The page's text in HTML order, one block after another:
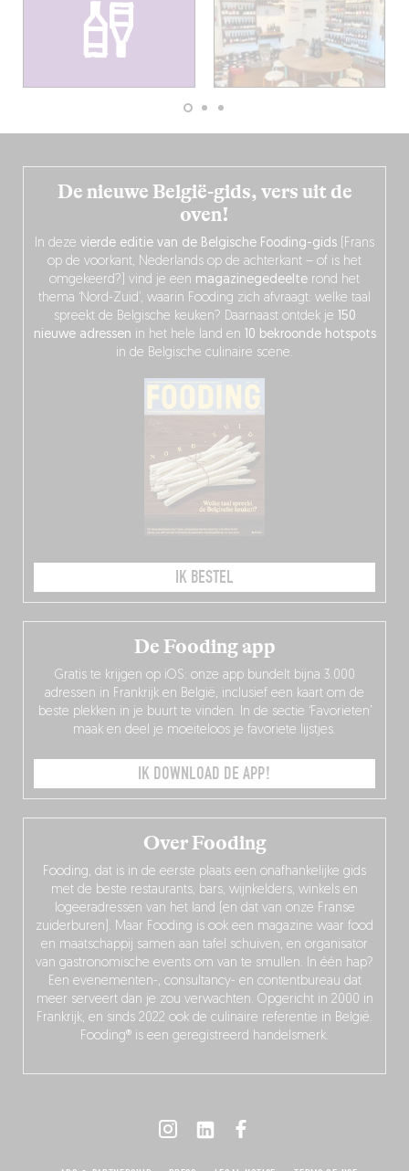
De nieuwe België-gids, vers uit de
oven!
In deze vierde editie van de Belgische Fooding-gids (Frans
op de voorkant, Nederlands op de achterkant – of is het
omgekeerd?) vind je een magazinegedeelte rond het
thema ‘Nord-Zuid’, waarin Fooding zich afvraagt: welke taal
spreekt de Belgische keuken? Daarnaast ontdek je 150
nieuwe adressen in het hele land en 10 bekroonde hotspots
in de Belgische culinaire scene.
IK BESTEL
Over Fooding
Fooding, dat is in de eerste plaats een onafhankelijke gids
met de beste restaurants, bars, wijnkelders, winkels en
logeeradressen van het land (en dat van onze Franse
zuiderburen). Maar Fooding is ook een magazine waar food
en maatschappij samen aan tafel schuiven, en organisator
van gastronomische events om van te smullen. In één hap?
Een evenementen-, consultancy- en contentbureau dat
meer serveert dan je zou verwachten. Opgericht in 2000 in
Frankrijk, en sinds 2022 ook de culinaire referentie in België.
Fooding® is een geregistreerd handelsmerk.
De Fooding app
Gratis te krijgen op iOS: onze app bundelt bijna 3.000
adressen in Frankrijk en België, inclusief een kaart om de
beste plekken in je buurt te vinden. In de sectie ‘Favorieten’
maak en deel je moeiteloos je favoriete lijstjes.
IK DOWNLOAD DE APP!